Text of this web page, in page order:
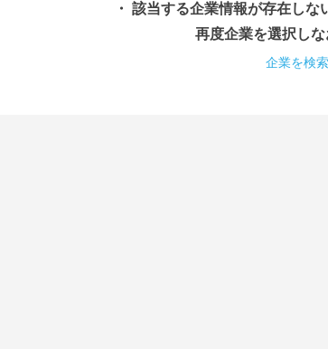
・ 該当する企業情報が存在しな
再度企業を選択しな
企業を検